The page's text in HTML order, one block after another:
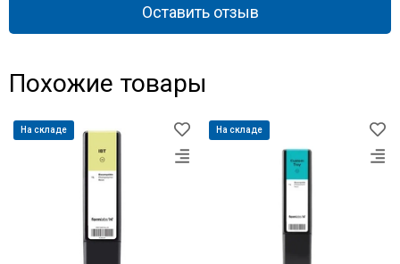
Оставить отзыв
Похожие товары
На складе На складе